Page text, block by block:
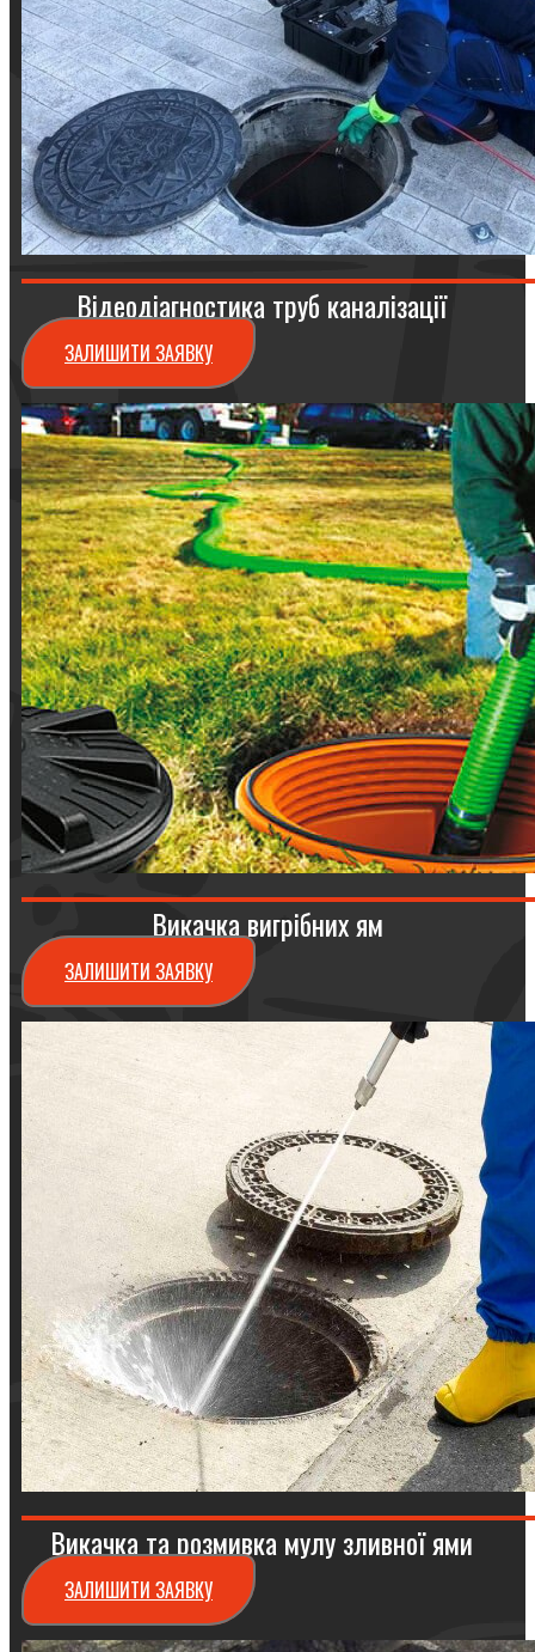
Відеодіагностика труб каналізації
ЗАЛИШИТИ ЗАЯВКУ
Викачка вигрібних ям
ЗАЛИШИТИ ЗАЯВКУ
Викачка та розмивка мулу зливної ями
ЗАЛИШИТИ ЗАЯВКУ